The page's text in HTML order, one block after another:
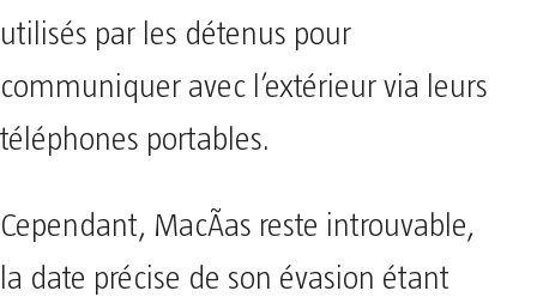
utilisés par les détenus pour
communiquer avec l’extérieur via leurs
téléphones portables.
Cependant, MacÃ­as reste introuvable,
la date précise de son évasion étant